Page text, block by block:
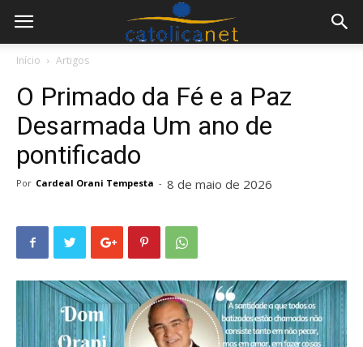
Início Artigos
O Primado da Fé e a Paz
Desarmada Um ano de
pontificado
Por Cardeal Orani Tempesta - 8 de maio de 2026